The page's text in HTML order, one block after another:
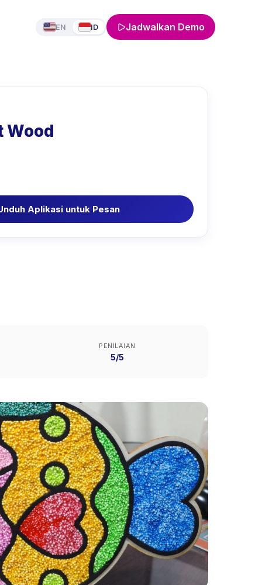
EN ID Jadwalkan Demo
Wood
Aplikasi untuk Pesan
PENILAIAN
5/5